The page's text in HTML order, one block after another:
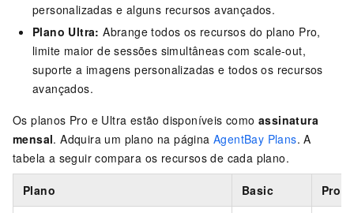
personalizadas e alguns recursos avançados.
Plano Ultra: Abrange todos os recursos do plano Pro,
limite maior de sessões simultâneas com scale-out,
suporte a imagens personalizadas e todos os recursos
avançados.
Os planos Pro e Ultra estão disponíveis como assinatura
mensal. Adquira um plano na páginaAgentBay Plans. A
tabela a seguir compara os recursos de cada plano.
Plano Basic Pro